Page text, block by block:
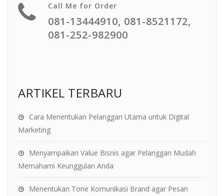
Call Me for Order
081-13444910, 081-8521172,
081-252-982900
ARTIKEL TERBARU
Cara Menentukan Pelanggan Utama untuk Digital
Marketing
Menyampaikan Value Bisnis agar Pelanggan Mudah
Memahami Keunggulan Anda
Menentukan Tone Komunikasi Brand agar Pesan